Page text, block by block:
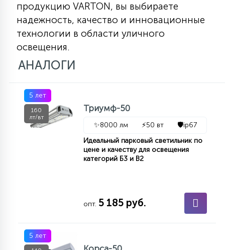
продукцию VARTON, вы выбираете
надежность, качество и инновационные
технологии в области уличного
освещения.
АНАЛОГИ
5 лет
160
лт/вт
Триумф-50
✨8000 лм ⚡50 вт 🛡️ip67
Идеальный парковый светильник по
цене и качеству для освещения
категорий Б3 и В2
опт. 5 185 руб.
5 лет